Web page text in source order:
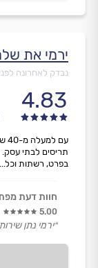
ירמי את
נבדק לאחרונה לפני 3 ימים
4.83
תריסים לבתי עסק.
בפרט, רשתות וכל...
חוות דעת
5.00
״ירמי נתן